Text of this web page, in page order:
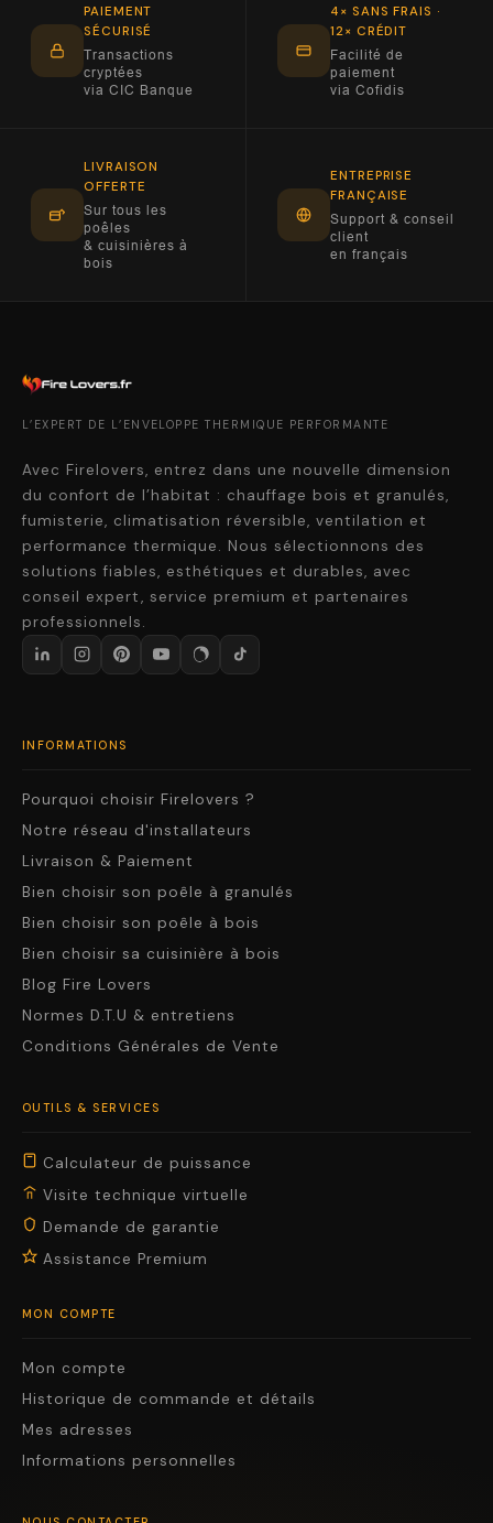
PAIEMENT
SÉCURISÉ
Transactions
cryptées
via CIC Banque
4× SANS FRAIS ·
12× CRÉDIT
Facilité de
paiement
via Cofidis
LIVRAISON
OFFERTE
Sur tous les
poêles
& cuisinières à
bois
ENTREPRISE
FRANÇAISE
Support & conseil
client
en français
L’EXPERT DE L’ENVELOPPE THERMIQUE PERFORMANTE
Avec Firelovers, entrez dans une nouvelle dimension
du confort de l’habitat : chauffage bois et granulés,
fumisterie, climatisation réversible, ventilation et
performance thermique. Nous sélectionnons des
solutions fiables, esthétiques et durables, avec
conseil expert, service premium et partenaires
professionnels.
INFORMATIONS
Pourquoi choisir Firelovers ?
Notre réseau d'installateurs
Livraison & Paiement
Bien choisir son poêle à granulés
Bien choisir son poêle à bois
Bien choisir sa cuisinière à bois
Blog Fire Lovers
Normes D.T.U & entretiens
Conditions Générales de Vente
OUTILS & SERVICES
Calculateur de puissance
Visite technique virtuelle
Demande de garantie
Assistance Premium
MON COMPTE
Mon compte
Historique de commande et détails
Mes adresses
Informations personnelles